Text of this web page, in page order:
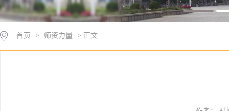
首页 > 师资力量 > 正文